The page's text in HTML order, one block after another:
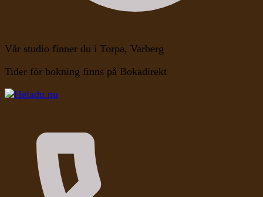
Vår studio finner du i Torpa, Varberg
Tider för bokning finns på Bokadirekt
Heladu.nu